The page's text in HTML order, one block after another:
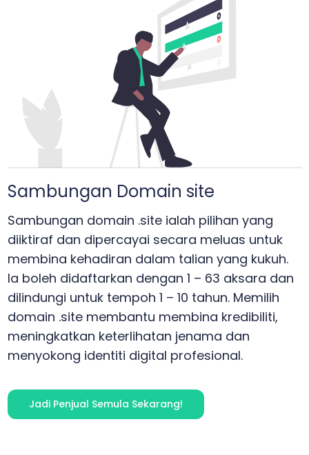
Sambungan Domain site
Sambungan domain .site ialah pilihan yang
diiktiraf dan dipercayai secara meluas untuk
membina kehadiran dalam talian yang kukuh.
Ia boleh didaftarkan dengan 1 – 63 aksara dan
dilindungi untuk tempoh 1 – 10 tahun. Memilih
domain .site membantu membina kredibiliti,
meningkatkan keterlihatan jenama dan
menyokong identiti digital profesional.
Jadi Penjual Semula Sekarang!